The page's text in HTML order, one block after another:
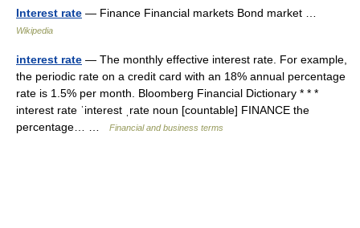
Interest rate — Finance Financial markets Bond market …
Wikipedia
interest rate — The monthly effective interest rate. For example,
the periodic rate on a credit card with an 18% annual percentage
rate is 1.5% per month. Bloomberg Financial Dictionary * * *
interest rate ˈinterest ˌrate noun [countable] FINANCE the
percentage… …
Financial and business terms